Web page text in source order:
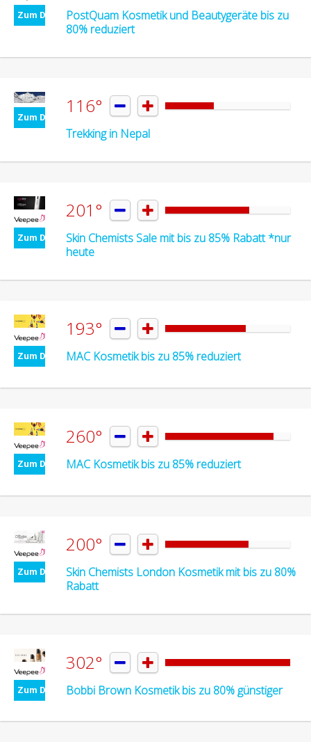
Zum Deal
PostQuam Kosmetik und Beautygeräte bis zu
80% reduziert
Zum Deal 116°  
Trekking in Nepal
Zum Deal
201°  
Skin Chemists Sale mit bis zu 85% Rabatt *nur
heute
Zum Deal
193°  
MAC Kosmetik bis zu 85% reduziert
Zum Deal
260°  
MAC Kosmetik bis zu 85% reduziert
Zum Deal
200°  
Skin Chemists London Kosmetik mit bis zu 80%
Rabatt
Zum Deal
302°  
Bobbi Brown Kosmetik bis zu 80% günstiger